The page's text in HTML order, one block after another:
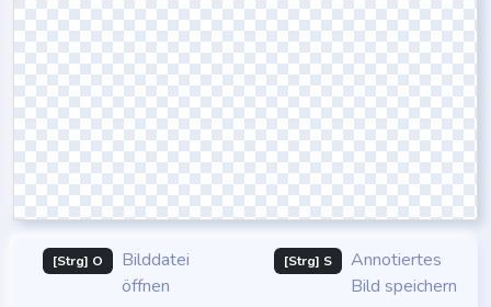
[Strg] O
Bilddatei
öffnen
[Strg] S
Annotiertes
Bild speichern